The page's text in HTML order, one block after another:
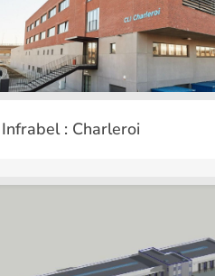
Infrabel : Charleroi